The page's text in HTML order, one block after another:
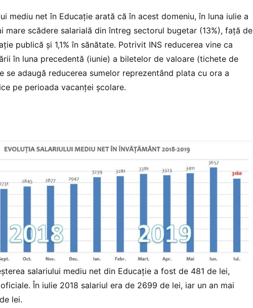
mediu net în Educație arată că în acest domeniu, în luna iulie a
mare scădere salarială din întreg sectorul bugetar (13%), față de
publică și 1,1% în sănătate. Potrivit INS reducerea vine ca
în luna precedentă (iunie) a biletelor de valoare (tichete de
se adaugă reducerea sumelor reprezentând plata cu ora a
pe perioada vacanţei şcolare.
salariului mediu net din Educație a fost de 481 de lei,
În iulie 2018 salariul era de 2699 de lei, iar un an mai
lei.